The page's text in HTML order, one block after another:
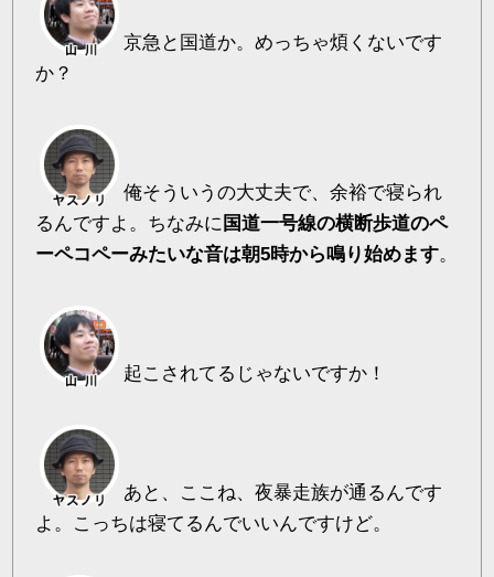
京急と国道か。めっちゃ煩くないです
か？
俺そういうの大丈夫で、余裕で寝られ
るんですよ。ちなみに 国道一号線の横断歩道のペ
ーペコペーみたいな音は朝5時から鳴り始めます。
起こされてるじゃないですか！
あと、ここね、夜暴走族が通るんです
よ。こっちは寝てるんでいいんですけど。